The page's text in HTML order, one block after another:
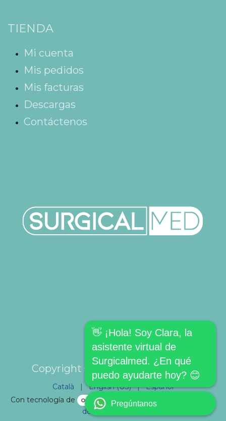
TIENDA
Mi cuenta
Mis pedidos
Mis facturas
Descargas
Contáctenos
Copyright © SURGICALMED SL.
Català English (US) |
Español
Con tecnología de
- El mejorComercio electrónico
de código abierto
👋 ¡Hola! Soy Clara, la
asistente virtual de
Surgicalmed. ¿En qué
puedo ayudarte hoy? 😊
Pregúntanos